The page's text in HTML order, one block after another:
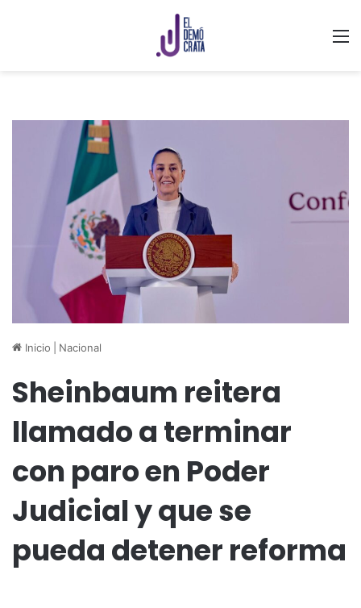
Inicio Nacional
Sheinbaum reitera
llamado a terminar
con paro en Poder
Judicial y que se
pueda detener reforma